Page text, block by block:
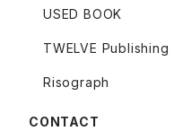
USED BOOK
TWELVE Publishing
Risograph
CONTACT